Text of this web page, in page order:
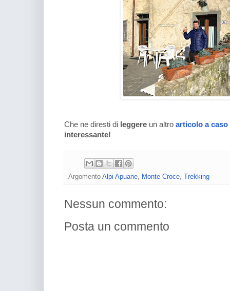
Che ne diresti di leggere un altro articolo a caso
interessante!
Argomento Alpi Apuane Monte Croce Trekking
Nessun commento:
Posta un commento